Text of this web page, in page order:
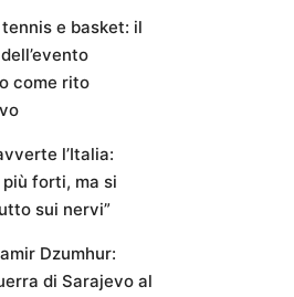
e basket: il
come rito
l’Italia:
più forti, ma si
sui nervi”
Dzumhur:
di Sarajevo al